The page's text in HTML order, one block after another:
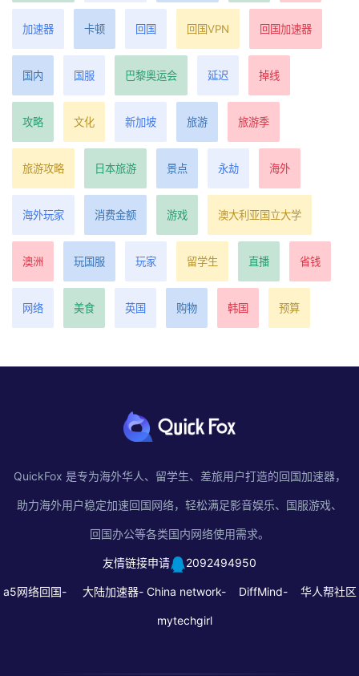
加速器 卡顿 回国 回国VPN 回国加速器
国内 国服 巴黎奥运会 延迟 掉线
攻略 文化 新加坡 旅游 旅游季
旅游攻略 日本旅游 景点 永劫 海外
海外玩家 消费金额 游戏 澳大利亚国立大学
澳洲 玩国服 玩家 留学生 直播 省钱
网络 美食 英国 购物 韩国 预算
QuickFox 是专为海外华人、留学生、差旅用户打造的回国加速器，
助力海外用户稳定加速回国网络，轻松满足影音娱乐、国服游戏、
回国办公等各类国内网络使用需求。
友情链接申请 2092494950
a5网络回国- 大陆加速器- China network- DiffMind- 华人帮社区
mytechgirl